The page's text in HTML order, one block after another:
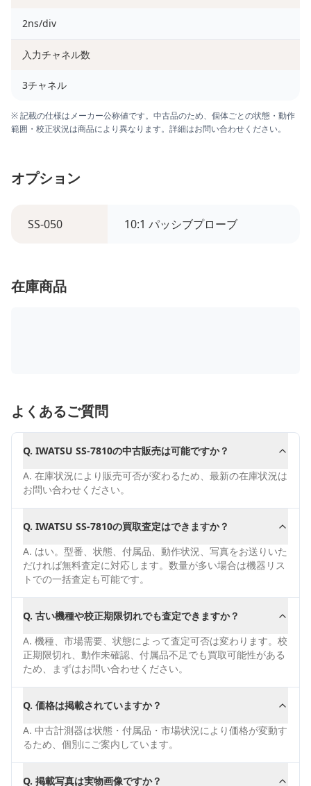
2ns/div
入力チャネル数
3チャネル
※ 記載の仕様はメーカー公称値です。中古品のため、個体ごとの状態・動作
範囲・校正状況は商品により異なります。詳細はお問い合わせください。
オプション
SS-050 10:1 パッシブプローブ
在庫商品
よくあるご質問
Q. IWATSU SS-7810の中古販売は可能ですか？
A. 在庫状況により販売可否が変わるため、最新の在庫状況は
お問い合わせください。
Q. IWATSU SS-7810の買取査定はできますか？
A. はい。型番、状態、付属品、動作状況、写真をお送りいた
だければ無料査定に対応します。数量が多い場合は機器リス
トでの一括査定も可能です。
Q. 古い機種や校正期限切れでも査定できますか？
A. 機種、市場需要、状態によって査定可否は変わります。校
正期限切れ、動作未確認、付属品不足でも買取可能性がある
ため、まずはお問い合わせください。
Q. 価格は掲載されていますか？
A. 中古計測器は状態・付属品・市場状況により価格が変動す
るため、個別にご案内しています。
Q. 掲載写真は実物画像ですか？